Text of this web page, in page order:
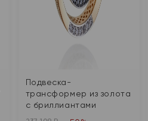
Подвеска-
трансформер из золота
с бриллиантами